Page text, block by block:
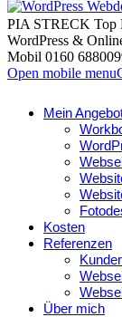
PIA STRECK Top
WordPress &
Mobil 0160
Open mobile menu
Mein
Kosten
Referenzen
Über mich